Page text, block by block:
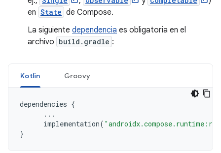
en State de Compose.
La siguiente dependencia es obligatoria en el
archivo build.gradle :
Kotlin Groovy
dependencies {
...
implementation(
}